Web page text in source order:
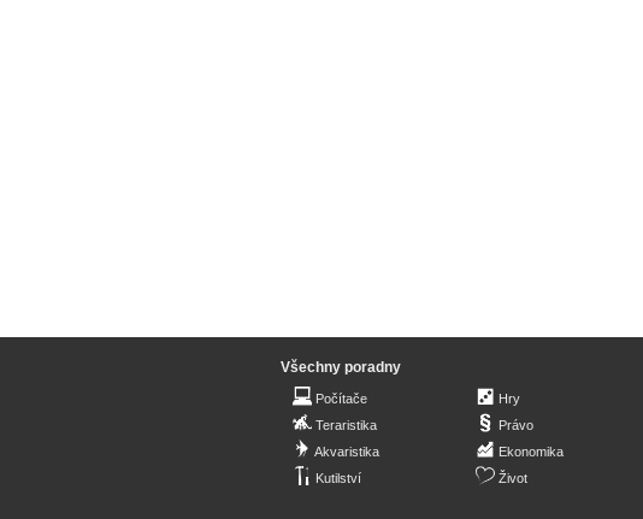
Všechny poradny
Počítače
Teraristika
Akvaristika
Kutilství
Hry
Právo
Ekonomika
Život